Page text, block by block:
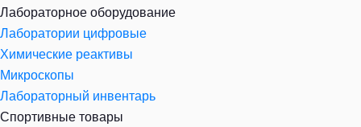
Лабораторное оборудование
Лаборатории цифровые
Химические реактивы
Микроскопы
Лабораторный инвентарь
Спортивные товары